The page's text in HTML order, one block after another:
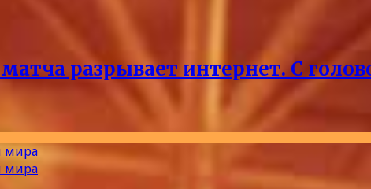
разрывает интернет. С